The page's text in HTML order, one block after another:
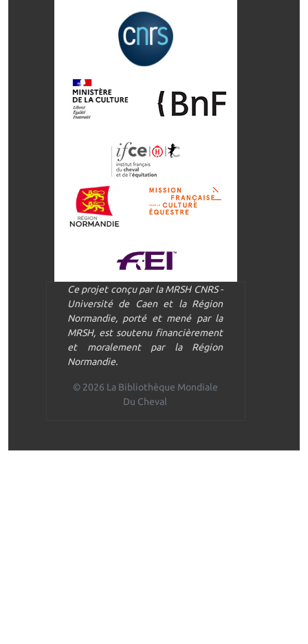
Ce projet conçu par la MRSH CNRS -
Université de Caen et la Région
Normandie, porté et mené par la
MRSH, est soutenu financièrement
et moralement par la Région
Normandie.
© 2026 La Bibliothèque Mondiale
Du Cheval